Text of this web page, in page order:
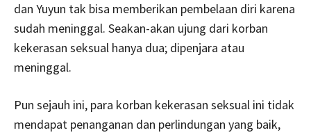
dan Yuyun tak bisa memberikan pembelaan diri karena
sudah meninggal. Seakan-akan ujung dari korban
kekerasan seksual hanya dua; dipenjara atau
meninggal.
Pun sejauh ini, para korban kekerasan seksual ini tidak
mendapat penanganan dan perlindungan yang baik,